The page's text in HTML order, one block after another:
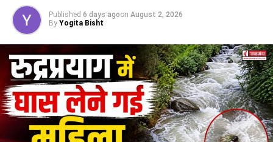
स्थानीय लोगों ने दिखाई बहादुरी
Published 6 days agoon August 2, 2026
By Yogita Bisht